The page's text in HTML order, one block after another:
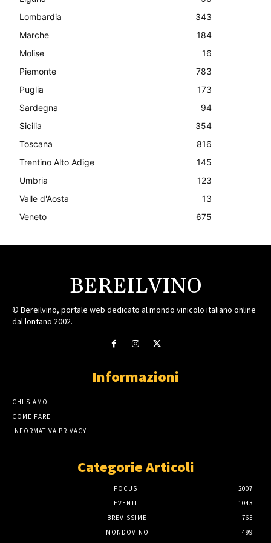
Lombardia
343
Marche
184
Molise
16
Piemonte
783
Puglia
173
Sardegna
94
Sicilia
354
Toscana
816
Trentino Alto Adige
145
Umbria
123
Valle d'Aosta
13
Veneto
675
BEREILVINO
© Bereilvino, portale web dedicato al mondo vinicolo italiano online
dal lontano 2002.
Informazioni
CHI SIAMO
COME FARE
INFORMATIVA PRIVACY
Categorie Articoli
FOCUS
2007
EVENTI
1043
BREVISSIME
765
MONDOVINO
499